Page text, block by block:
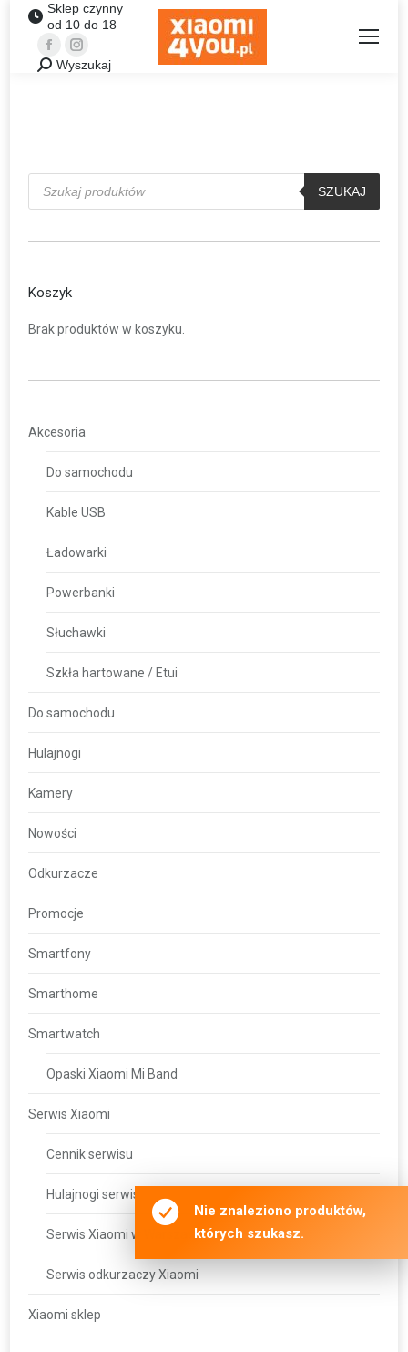
Sklep czynny
od 10 do 18
FacebookInstagram
Szukaj:Wyszukaj
Nie znaleziono produktów,
których szukasz.
Wyszukiwarka
produktów
SZUKAJ
Koszyk
Brak produktów w koszyku.
Akcesoria
Do samochodu
Kable USB
Ładowarki
Powerbanki
Słuchawki
Szkła hartowane / Etui
Do samochodu
Hulajnogi
Kamery
Nowości
Odkurzacze
Promocje
Smartfony
Smarthome
Smartwatch
Opaski Xiaomi Mi Band
Serwis Xiaomi
Cennik serwisu
Hulajnogi serwis
Serwis Xiaomi w Warszawie
Serwis odkurzaczy Xiaomi
Xiaomi sklep